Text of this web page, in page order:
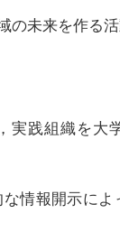
未来を作る活
実践組織を大
情報開示に